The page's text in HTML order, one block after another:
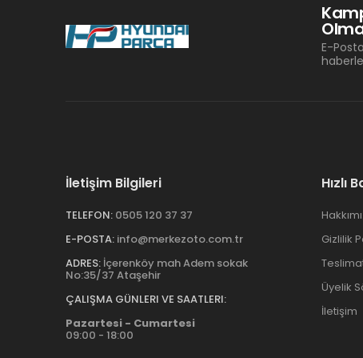
E-
İletişim Bilgileri
TELEFON: 0505 120 37 37
E-POSTA: info@merkezoto.com.tr
ADRES: İçerenköy mah Adem sokak
No:35/37 Ataşehir
ÇALIŞMA GÜNLERI VE SAATLERI:
Pazartesi - Cumartesi
09:00 - 18:00
Hızlı
Gizlilik
Üyelik
İletişim